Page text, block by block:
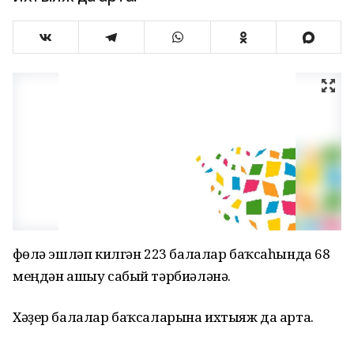
Өфөлә эшләп килгән 223 балалар баҡсаһында 68
меңдән ашыу сабый тәрбиәләнә.
Хәҙер балалар баҡсаларына ихтыяж да арта.